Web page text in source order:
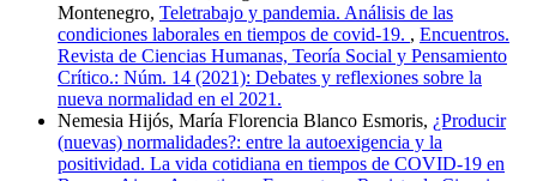
Montenegro, Teletrabajo y pandemia. Análisis de las
condiciones laborales en tiempos de covid-19. , Encuentros.
Revista de Ciencias Humanas, Teoría Social y Pensamiento
Crítico.: Núm. 14 (2021): Debates y reflexiones sobre la
nueva normalidad en el 2021.
Nemesia Hijós, María Florencia Blanco Esmoris, ¿Producir
(nuevas) normalidades?: entre la autoexigencia y la
positividad. La vida cotidiana en tiempos de COVID-19 en